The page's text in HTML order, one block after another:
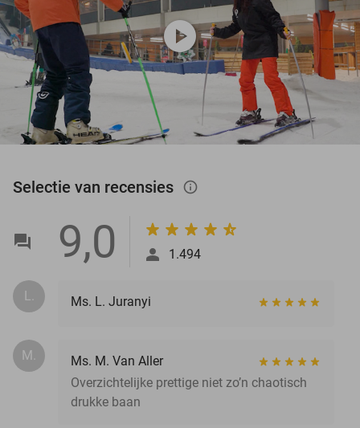
play_circle
Selectie van recensies info_outlined
9,0 1.494
L. Ms. L. Juranyi
M.
Ms. M. Van Aller
Overzichtelijke prettige niet zo’n chaotisch
drukke baan